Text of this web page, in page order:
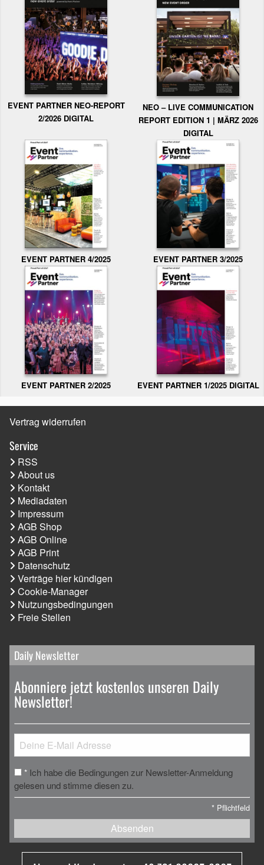
EVENT PARTNER NEO-REPORT
2/2026 DIGITAL
NEO – LIVE COMMUNICATION
REPORT EDITION 1 | MÄRZ 2026
DIGITAL
EVENT PARTNER 4/2025 EVENT PARTNER 3/2025
EVENT PARTNER 2/2025 EVENT PARTNER 1/2025 DIGITAL
Vertrag widerrufen
Service
RSS
About us
Kontakt
Mediadaten
Impressum
AGB Shop
AGB Online
AGB Print
Datenschutz
Verträge hier kündigen
Cookie-Manager
Nutzungsbedingungen
Freie Stellen
Daily Newsletter
Abonniere jetzt kostenlos unseren Daily
Newsletter!
* Ich habe die Bedingungen zur Newsletter-Anmeldung
gelesen und stimme diesen zu.
* Pflichtfeld
Absenden